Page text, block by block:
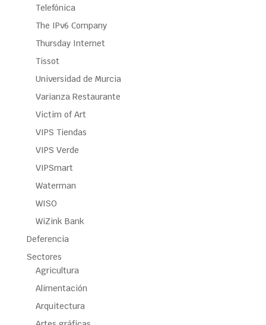
Telefónica
The IPv6 Company
Thursday Internet
Tissot
Universidad de Murcia
Varianza Restaurante
Victim of Art
VIPS Tiendas
VIPS Verde
VIPSmart
Waterman
WISO
WiZink Bank
Deferencia
Sectores
Agricultura
Alimentación
Arquitectura